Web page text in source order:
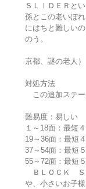
ＳＬＩＤＥＲと
孫とこの老いぼれ
にはちと難しい
のう。
京都、謎の老人）
対処方法
この追加ステー
難易度：易しい
１～18面：最短
19～36面：最短
37～54面：最短
55～72面：最短
ＢＬＯＣＫ Ｓ
や、小さいお子様